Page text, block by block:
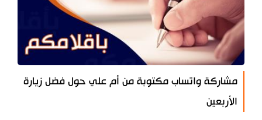
مشاركة واتساب مكتوبة من أم علي حول فضل زيارة
الأربعين